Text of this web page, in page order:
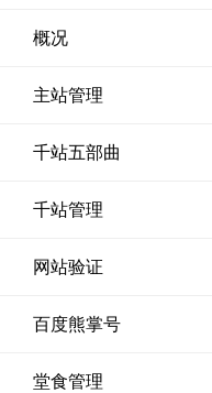
概况
主站管理
千站五部曲
千站管理
网站验证
百度熊掌号
堂食管理